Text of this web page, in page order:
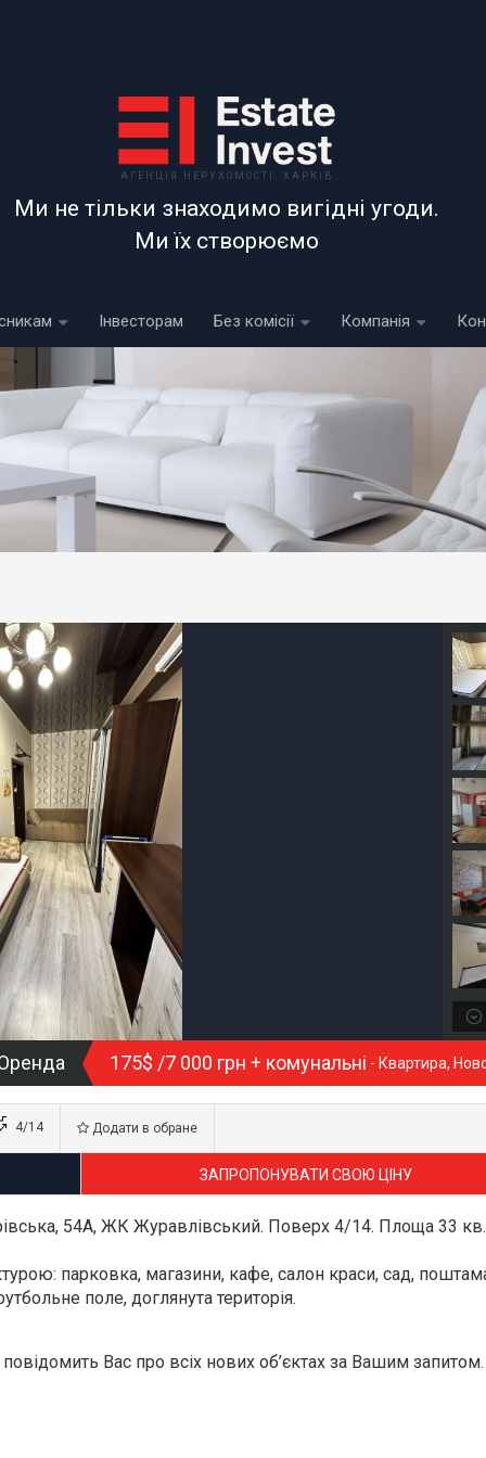
АГЕНЦІЯ НЕРУХОМОСТІ. ХАРКІВ
Ми не тільки знаходимо вигідні угоди.
Ми їх створюємо
Інвесторам Без комісії Компанія
175$ /7 000 грн + комунальні - Квартира,
4/14 Додати в обране
ЗАПРОПОНУВАТИ СВОЮ ЦІНУ
54А, ЖК Журавлівський. Поверх 4/14. Площа 33
парковка, магазини, кафе, салон краси, сад,
поле, доглянута територія.
повідомить Вас про всіх нових об’єктах за Вашим запитом.